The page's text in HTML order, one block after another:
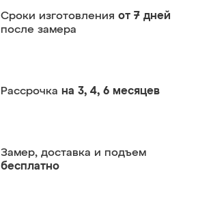
Сроки изготовления от 7 дней
после замера
Рассрочка на 3, 4, 6 месяцев
Замер, доставка и подъем
бесплатно